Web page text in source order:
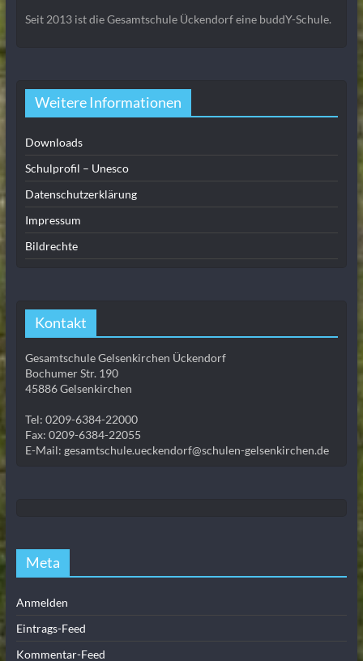
Seit 2013 ist die Gesamtschule Ückendorf eine buddY-Schule.
Weitere Informationen
Downloads
Schulprofil – Unesco
Datenschutzerklärung
Impressum
Bildrechte
Kontakt
Gesamtschule Gelsenkirchen Ückendorf
Bochumer Str. 190
45886 Gelsenkirchen
Tel: 0209-6384-22000
Fax: 0209-6384-22055
E-Mail: gesamtschule.ueckendorf@schulen-gelsenkirchen.de
Meta
Anmelden
Eintrags-Feed
Kommentar-Feed